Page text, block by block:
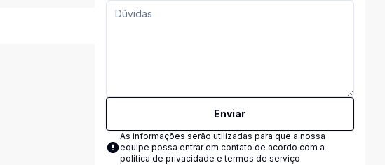
Enviar
As informações serão utilizadas para que a nossa
equipe possa entrar em contato de acordo com a
política de privacidade e termos de serviço